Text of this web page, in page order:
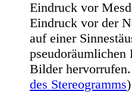
Eindruck vor
Eindruck vor der
auf einer
pseudoräumlichen
Bilder
des Stereogramms)